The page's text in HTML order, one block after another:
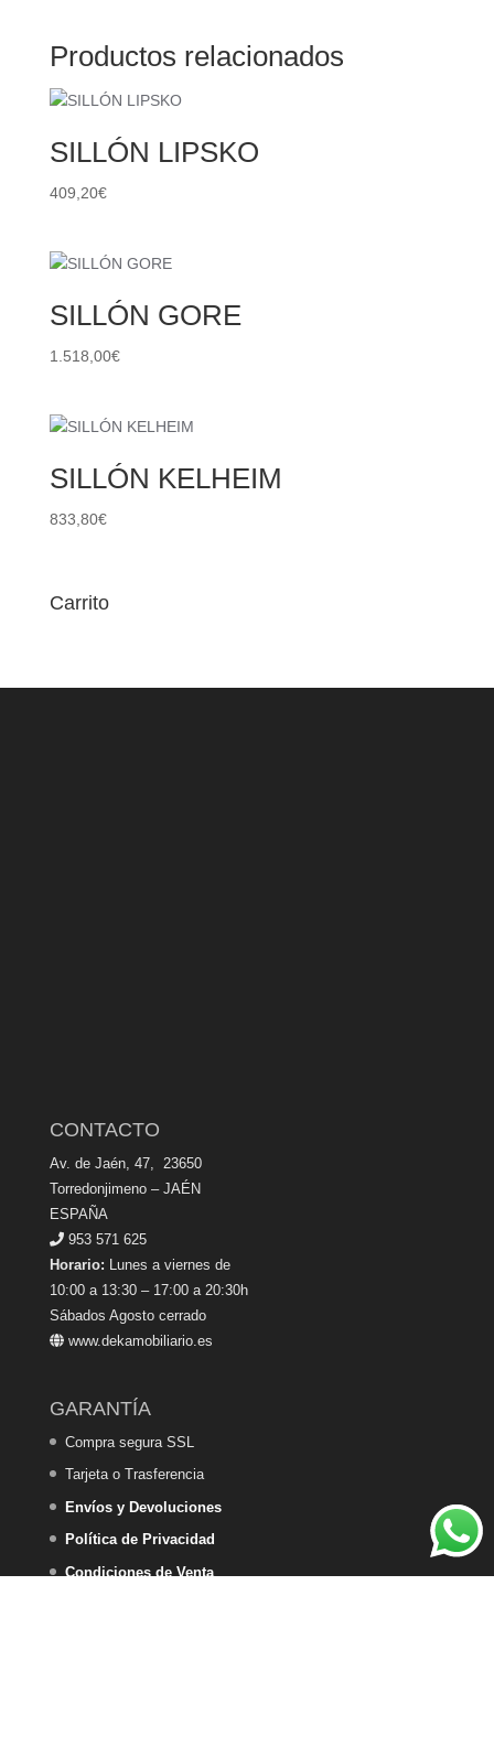
Productos relacionados
SILLÓN LIPSKO
409,20€
SILLÓN GORE
1.518,00€
SILLÓN KELHEIM
833,80€
Carrito
CONTACTO
Av. de Jaén, 47, 23650
Torredonjimeno – JAÉN
ESPAÑA
953 571 625
Horario: Lunes a viernes de
10:00 a 13:30 – 17:00 a 20:30h
Sábados Agosto cerrado
www.dekamobiliario.es
GARANTÍA
Compra segura SSL
Tarjeta o Trasferencia
Envíos y Devoluciones
Política de Privacidad
Condiciones de Venta